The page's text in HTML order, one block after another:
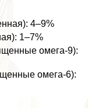
4–9%
1–7%
омега-9):
омега-6):